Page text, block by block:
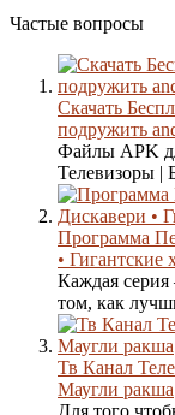
Частые вопросы
Скачать
подружить
Файлы APK
Телевизоры |
Программа
• Гигантские
Каждая серия
том, как
Тв Канал
Маугли ракша